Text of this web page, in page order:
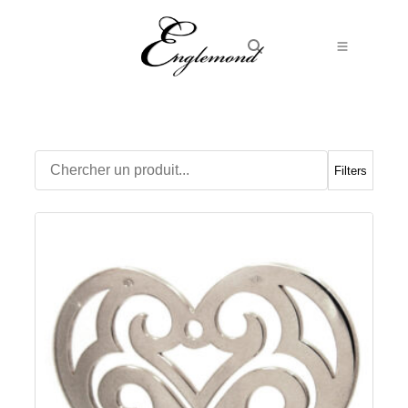
Boucles d’Oreilles
Boutons de manchette
Colliers
Médailles
Pendentifs
Adamas
Filters